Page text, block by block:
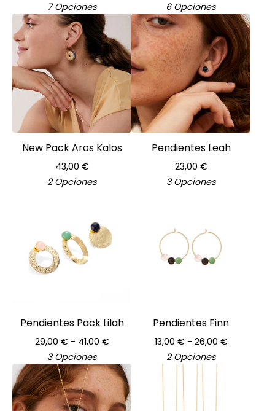
7 Opciones
6 Opciones
New Pack Aros Kalos
43,00 €
2 Opciones
Pendientes Leah
23,00 €
3 Opciones
Pendientes Pack Lilah
29,00 €- 41,00 €
3 Opciones
Pendientes Finn
13,00 €- 26,00 €
2 Opciones